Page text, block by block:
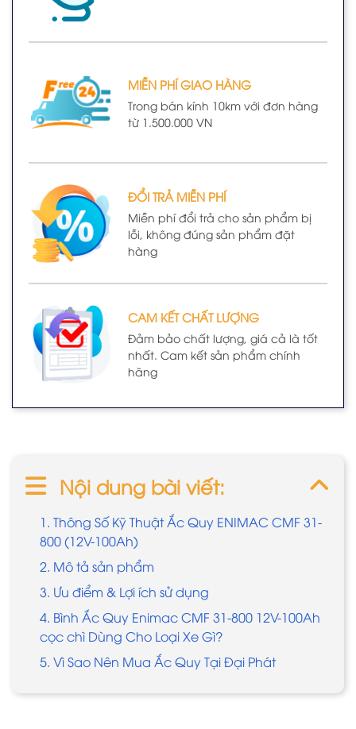
MIỄN PHÍ GIAO HÀNG
Trong bán kính 10km với đơn hàng
từ 1.500.000 VN
ĐỔI TRẢ MIỄN PHÍ
Miễn phí đổi trả cho sản phẩm bị
lỗi, không đúng sản phẩm đặt
hàng
CAM KẾT CHẤT LƯỢNG
Đảm bảo chất lượng, giá cả là tốt
nhất. Cam kết sản phẩm chính
hãng
Nội dung bài viết:
1. Thông Số Kỹ Thuật Ắc Quy ENIMAC CMF 31-
800 (12V-100Ah)
2. Mô tả sản phẩm
3. Ưu điểm & Lợi ích sử dụng
4. Bình Ắc Quy Enimac CMF 31-800 12V-100Ah
cọc chì Dùng Cho Loại Xe Gì?
​​​​​​5. Vì Sao Nên Mua Ắc Quy Tại Đại Phát